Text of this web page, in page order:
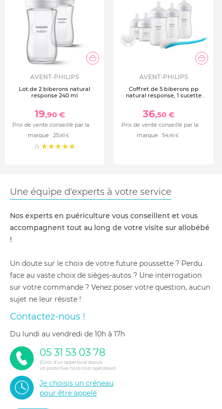
AVENT-PHILIPS
Lot de 2 biberons natural
response 240 ml
19,90 €
Prix de vente conseillé par la
marque : 25,90 €
(1)
AVENT-PHILIPS
Coffret de 5 biberons pp
natural response, 1 sucette
biberons 260 ml +1 biberon 330
ml) scd8
36,50 €
Prix de vente conseillé par la
marque : 54,90 €
Une équipe d'experts à votre service
Nos experts en puériculture vous conseillent et vous
accompagnent tout au long de votre visite sur allobébé
!
Un doute sur le choix de votre future poussette ? Perdu
face au vaste choix de sièges-autos ? Une interrogation
sur votre commande ? Venez poser votre question, aucun
sujet ne leur résiste !
Contactez-nous !
du lundi au vendredi de 10h à 17h
05 31 53 03 78
(Coût d'un appel local depuis
un poste fixe, hors coût opérateur)
Je choisis un créneau
pour être appelé